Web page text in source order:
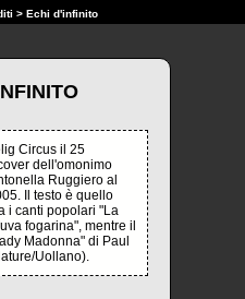
> Echi d'infinito
Circus il 25
dell'omonimo
Ruggiero al
Il testo è quello
i canti popolari "La
fogarina", mentre il
Madonna" di Paul
Uollano).